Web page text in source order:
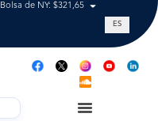
Bolsa de NY: $321,65 Tasa de
ES